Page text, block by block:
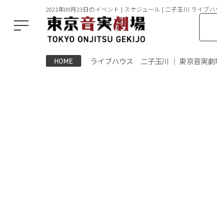
2021年09月23日のイベント | スケジュール | 二子玉川 ライブ
HOME ライブハウス 二子玉川 ｜ 東京音実劇